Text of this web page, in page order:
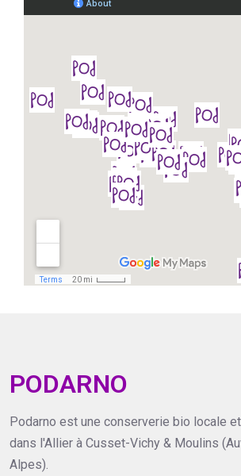
PODARNO
Podarno est une conserverie bio locale
dans l'Allier à Cusset-Vichy & Moulins
Alpes).